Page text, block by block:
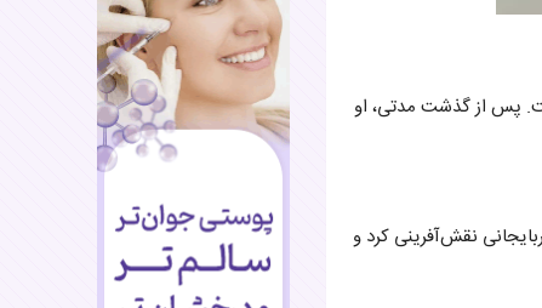
نمایش پرداخت. پس از گذشت مدتی، او
آذربایجانی نقش‌آفرینی کرد و